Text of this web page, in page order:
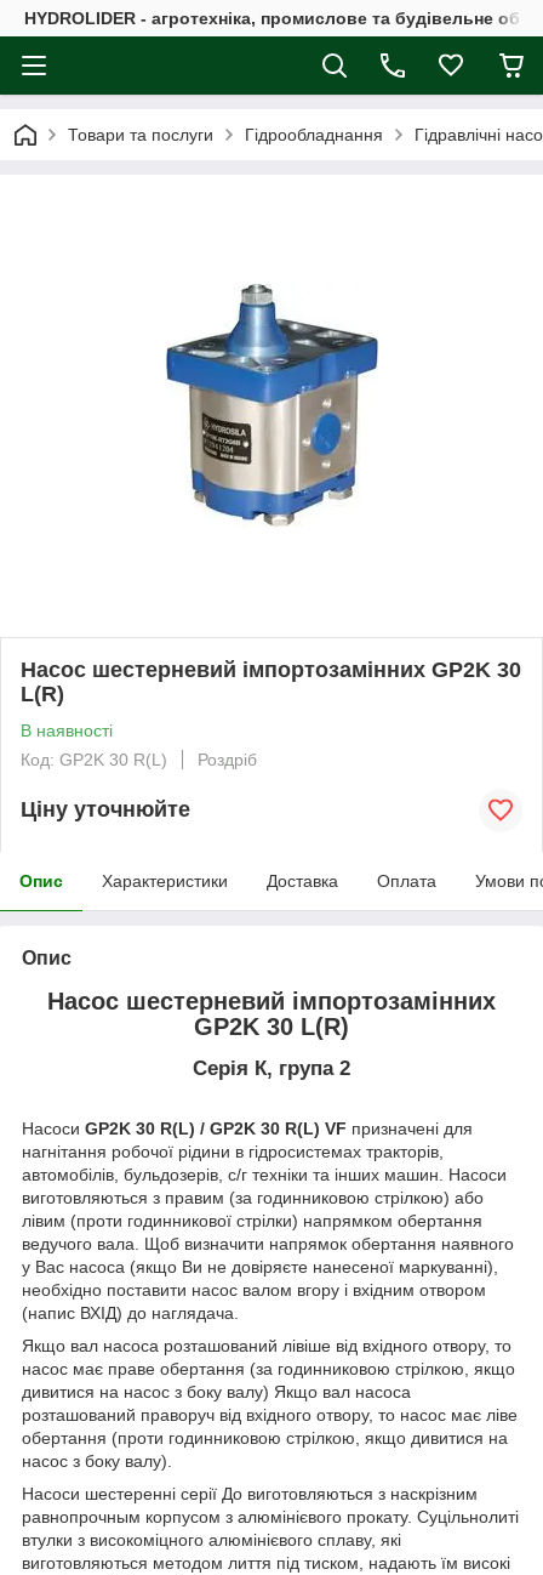
HYDROLIDER - агротехніка, промислове та будівельне
Товари та послуги Гідрообладнання Гідравлічні
Насос шестерневий імпортозамінних GP2K 30
L(R)
В наявності
Код: GP2K 30 R(L)
Роздріб
Ціну уточнюйте
Опис Характеристики Доставка Оплата Умови
Опис
Насос шестерневий імпортозамінних
GP2K 30 L(R)
Серія К, група 2
Насоси GP2K 30 R(L) / GP2K 30 R(L) VF призначені для
нагнітання робочої рідини в гідросистемах тракторів,
автомобілів, бульдозерів, с/г техніки та інших машин. Насоси
виготовляються з правим (за годинниковою стрілкою) або
лівим (проти годинникової стрілки) напрямком обертання
ведучого вала. Щоб визначити напрямок обертання наявного
у Вас насоса (якщо Ви не довіряєте нанесеної маркуванні),
необхідно поставити насос валом вгору і вхідним отвором
(напис ВХІД) до наглядача.
Якщо вал насоса розташований лівіше від вхідного отвору, то
насос має праве обертання (за годинниковою стрілкою, якщо
дивитися на насос з боку валу) Якщо вал насоса
розташований праворуч від вхідного отвору, то насос має ліве
обертання (проти годинниковою стрілкою, якщо дивитися на
насос з боку валу).
Насоси шестеренні серії До виготовляються з наскрізним
равнопрочным корпусом з алюмінієвого прокату. Суцільнолиті
втулки з високоміцного алюмінієвого сплаву, які
виготовляються методом лиття під тиском, надають їм високі